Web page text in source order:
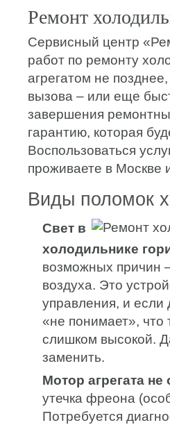
Ремонт
Сервисный центр
работ по ремонту
агрегатом не
вызова – или еще
завершения
гарантию, которая
Воспользоваться
проживаете в Москве
Виды поломок
Свет в
холодильнике
возможных причин
воздуха. Это
управления, и если
«не понимает», что
слишком высокой.
заменить.
Мотор агрегата не
утечка фреона
Потребуется